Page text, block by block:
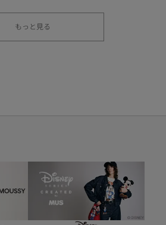
もっと見る